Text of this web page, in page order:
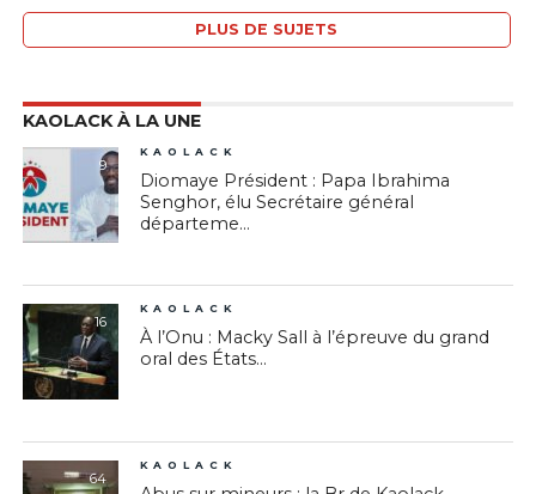
PLUS DE SUJETS
KAOLACK À LA UNE
9
KAOLACK
Diomaye Président : Papa Ibrahima
Senghor, élu Secrétaire général
départeme...
16
KAOLACK
À l’Onu : Macky Sall à l’épreuve du grand
oral des États...
64
KAOLACK